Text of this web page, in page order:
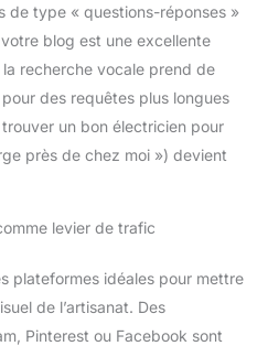
de type « questions-réponses »
blog est une excellente
recherche vocale prend de
des requêtes plus longues
un bon électricien pour
près de chez moi ») devient
levier de trafic
plateformes idéales pour mettre
de l’artisanat. Des
Pinterest ou Facebook sont